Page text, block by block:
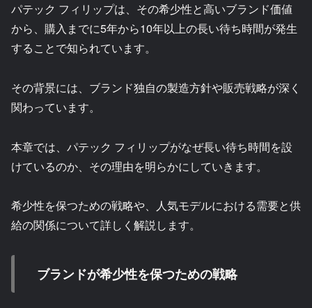
パテック フィリップは、その希少性と高いブランド価値
から、購入までに5年から10年以上の長い待ち時間が発生
することで知られています。
その背景には、ブランド独自の製造方針や販売戦略が深く
関わっています。
本章では、パテック フィリップがなぜ長い待ち時間を設
けているのか、その理由を明らかにしていきます。
希少性を保つための戦略や、人気モデルにおける需要と供
給の関係について詳しく解説します。
ブランドが希少性を保つための戦略